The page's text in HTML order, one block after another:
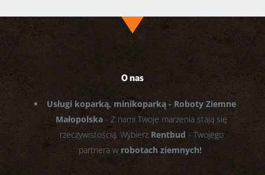
O nas
Usługi koparką, minikoparką - Roboty Ziemne
Małopolska- Z nami Twoje marzenia stają się
rzeczywistością. WybierzRentbud- Twojego
partnera wrobotach ziemnych!